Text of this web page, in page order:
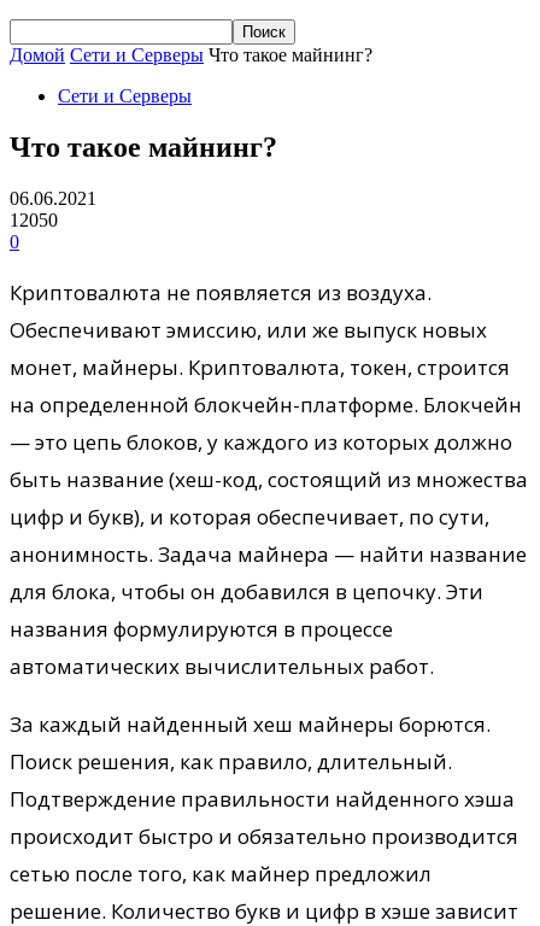
Домой Сети и Серверы Что такое майнинг?
Сети и Серверы
Что такое майнинг?
06.06.2021
12050
0
Криптовалюта не появляется из воздуха.
Обеспечивают эмиссию, или же выпуск новых
монет, майнеры. Криптовалюта, токен, строится
на определенной блокчейн-платформе. Блокчейн
— это цепь блоков, у каждого из которых должно
быть название (хеш-код, состоящий из множества
цифр и букв), и которая обеспечивает, по сути,
анонимность. Задача майнера — найти название
для блока, чтобы он добавился в цепочку. Эти
названия формулируются в процессе
автоматических вычислительных работ.
За каждый найденный хеш майнеры борются.
Поиск решения, как правило, длительный.
Подтверждение правильности найденного хэша
происходит быстро и обязательно производится
сетью после того, как майнер предложил
решение. Количество букв и цифр в хэше зависит